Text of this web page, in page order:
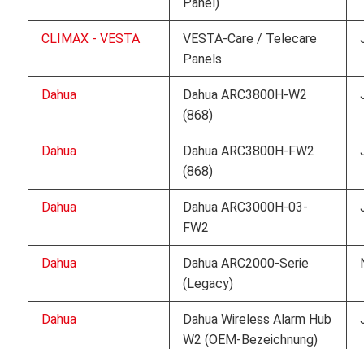
CLIMAX - VESTA
VESTA-Care / Telecare
Panels
Dahua
Dahua ARC3800H-W2
(868)
Dahua
Dahua ARC3800H-FW2
(868)
Dahua
Dahua ARC3000H-03-
FW2
Dahua
Dahua ARC2000-Serie
(Legacy)
Dahua
Dahua Wireless Alarm Hub
W2 (OEM-Bezeichnung)